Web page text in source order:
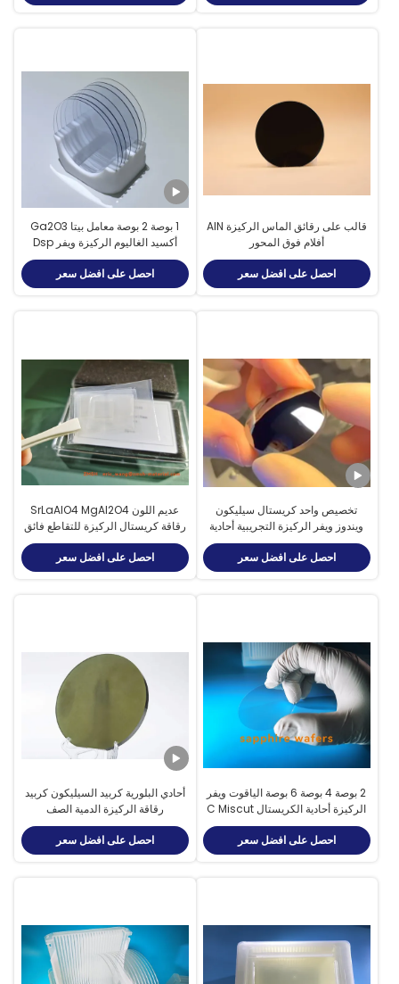
قالب على رقائق الماس الركيزة AlN
أفلام فوق المحور
احصل على افضل سعر
1 بوصة 2 بوصة معامل بيتا Ga2O3
أكسيد الغاليوم الركيزة ويفر Dsp
Ssp
احصل على افضل سعر
تخصيص واحد كريستال سيليكون
ويندوز ويفر الركيزة التجريبية أحادية
السيليكون عدسة
احصل على افضل سعر
عديم اللون SrLaAlO4 MgAl2O4
رقاقة كريستال الركيزة للتقاطع فائق
التوصيل
احصل على افضل سعر
2 بوصة 4 بوصة 6 بوصة الياقوت ويفر
الركيزة أحادية الكريستال C Miscut
A درجة M الطائرة
احصل على افضل سعر
أحادي البلورية كربيد السيليكون كربيد
رقاقة الركيزة الدمية الصف
Dia153mm 156mm 159mm
احصل على افضل سعر